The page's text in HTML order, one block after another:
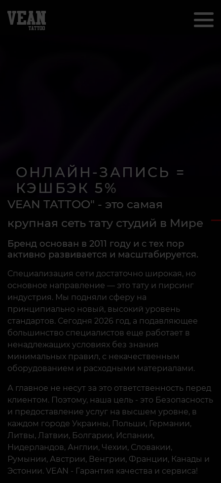
ОНЛАЙН-ЗАПИСЬ =
КЭШБЭК 5%
Получите кешбек за
самостоятельную запись через
приложение или личный кабинет!
Подробнее
1 2 3 4 5
VEAN TATTOO" - это самая
крупная сеть тату студий в Мире
Бренд основан в 2011 году и с тех пор
активно развивается и масштабируется.
Специализация сети достаточно широкая, но
основное направление — это тату и пирсинг
индустрия. Мы подняли сферу на
принципиально новый, высокий уровень
стандартов. Сегодня 2026 год, а подавляющее
большинство специалистов еще работает в
ненадлежащих условиях без знания
минимальных правил, с некачественным
оборудованием и расходными материалами.
А главное не несут за это ответственность перед
клиентом. Поэтому, наша цель - это Безопасность
и предоставление услуг на высшем уровне, в
каждом городе Украины, Польши, Германии,
Литвы, Латвии, Болгарии, Испании,
Нидерландов, Англии, Чехии, Словакии,
Румынии, Австрии, Венгрии, Франции, Канады и
Эстонии. VEAN - Гарантия качества и сервиса!